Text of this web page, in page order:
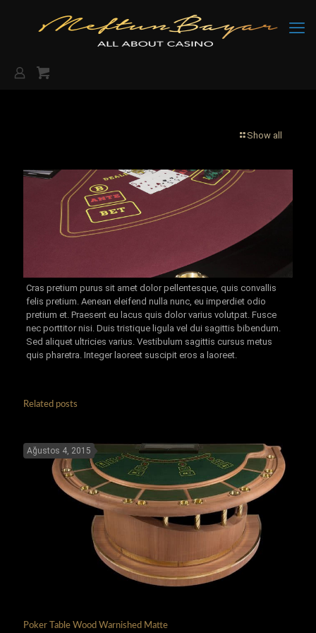
Show all
Cras pretium purus sit amet dolor pellentesque, quis convallis
felis pretium. Aenean eleifend nulla nunc, eu imperdiet odio
pretium et. Praesent eu lacus quis dolor varius volutpat. Fusce
nec porttitor nisi. Duis tristique ligula vel dui sagittis bibendum.
Sed aliquet ultricies varius. Vestibulum sagittis cursus metus
quis pharetra. Integer laoreet suscipit eros a laoreet.
Related posts
Ağustos 4, 2015
Poker Table Wood Warnished Matte